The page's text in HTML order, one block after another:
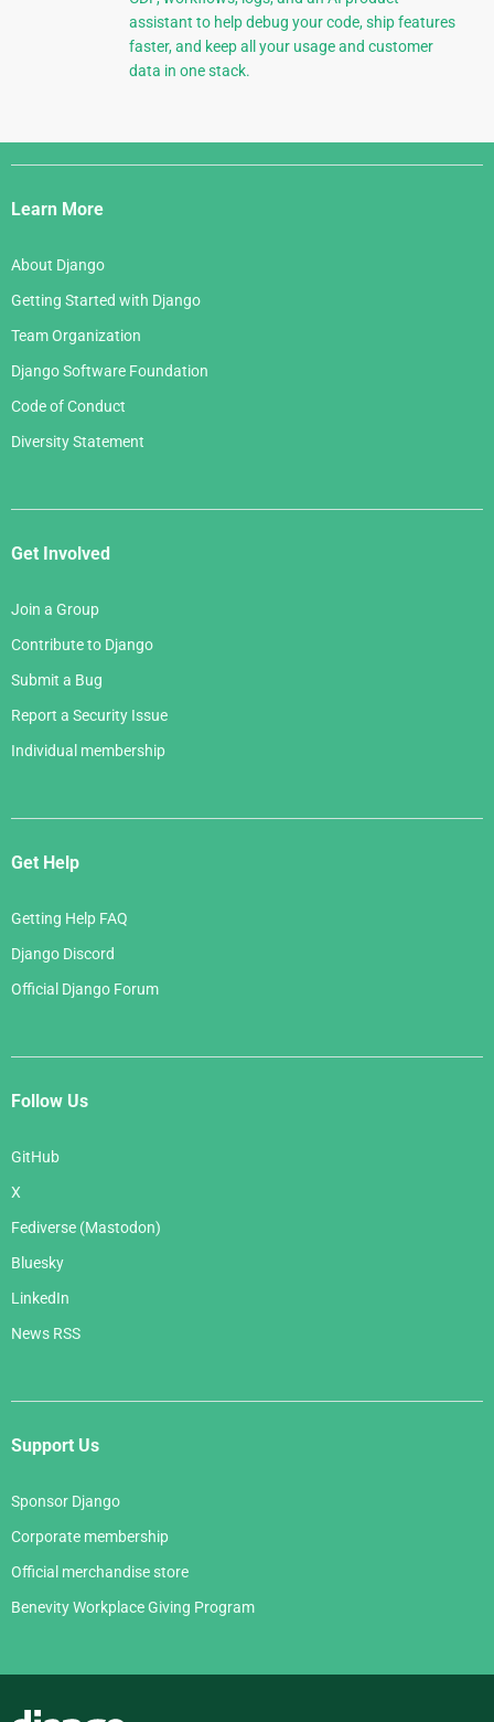
assistant to help debug your code, ship features
faster, and keep all your usage and customer
data in one stack.
Django
Links
Learn More
About Django
Getting Started with Django
Team Organization
Django Software Foundation
Code of Conduct
Diversity Statement
Get Involved
Join a Group
Contribute to Django
Submit a Bug
Report a Security Issue
Individual membership
Get Help
Getting Help FAQ
Django Discord
Official Django Forum
Follow Us
GitHub
X
Fediverse (Mastodon)
Bluesky
LinkedIn
News RSS
Support Us
Sponsor Django
Corporate membership
Official merchandise store
Benevity Workplace Giving Program